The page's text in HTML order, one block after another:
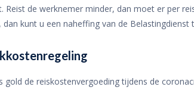
Reist de werknemer minder, dan moet er per
kunt u een naheffing van de Belastingdienst
gold de reiskostenvergoeding tijdens de